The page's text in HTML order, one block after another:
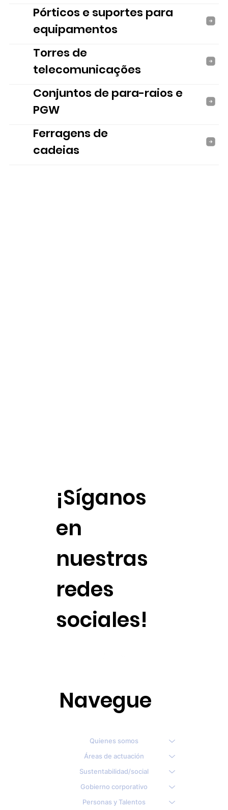
Pórticos e suportes para
equipamentos
Torres de
telecomunicações
Conjuntos de para-raios e
PGW
Ferragens de
cadeias
Navegue
Quienes somos
Áreas de actuación
Sustentabilidad/social
Gobierno corporativo
Personas y Talentos
¡Síganos
en
nuestras
redes
sociales!